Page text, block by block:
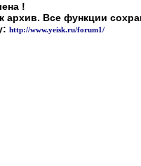
!
архив. Все функции
http://www.yeisk.ru/forum1/